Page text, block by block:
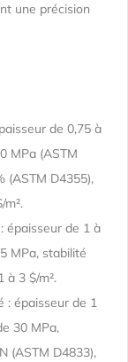
une précision
de 0,75 à
MPa (ASTM
(ASTM D4355),
: épaisseur de 1 à
MPa, stabilité
à 3 $/m².
: épaisseur de 1
30 MPa,
(ASTM D4833),